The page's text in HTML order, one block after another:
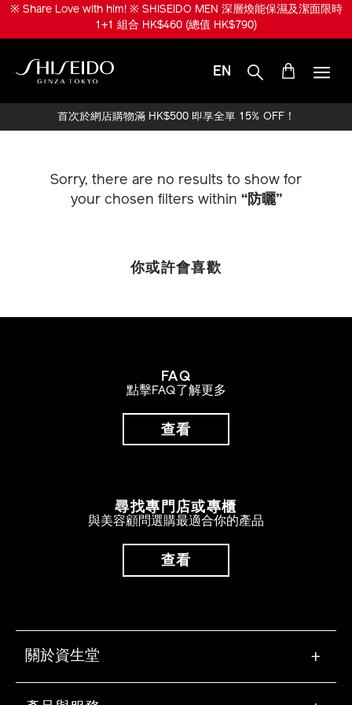
※ Share Love with him! ※ SHISEIDO MEN 深層煥能保濕及潔面限時
1+1 組合 HK$460 (總值 HK$790)
EN
首次於網店購物滿 HK$500 即享全單 15% OFF！
Sorry, there are no results to show for
your chosen filters within “防曬”
你或許會喜歡
FAQ
點擊FAQ了解更多
查看
尋找專門店或專櫃
與美容顧問選購最適合你的產品
查看
關於資生堂 +